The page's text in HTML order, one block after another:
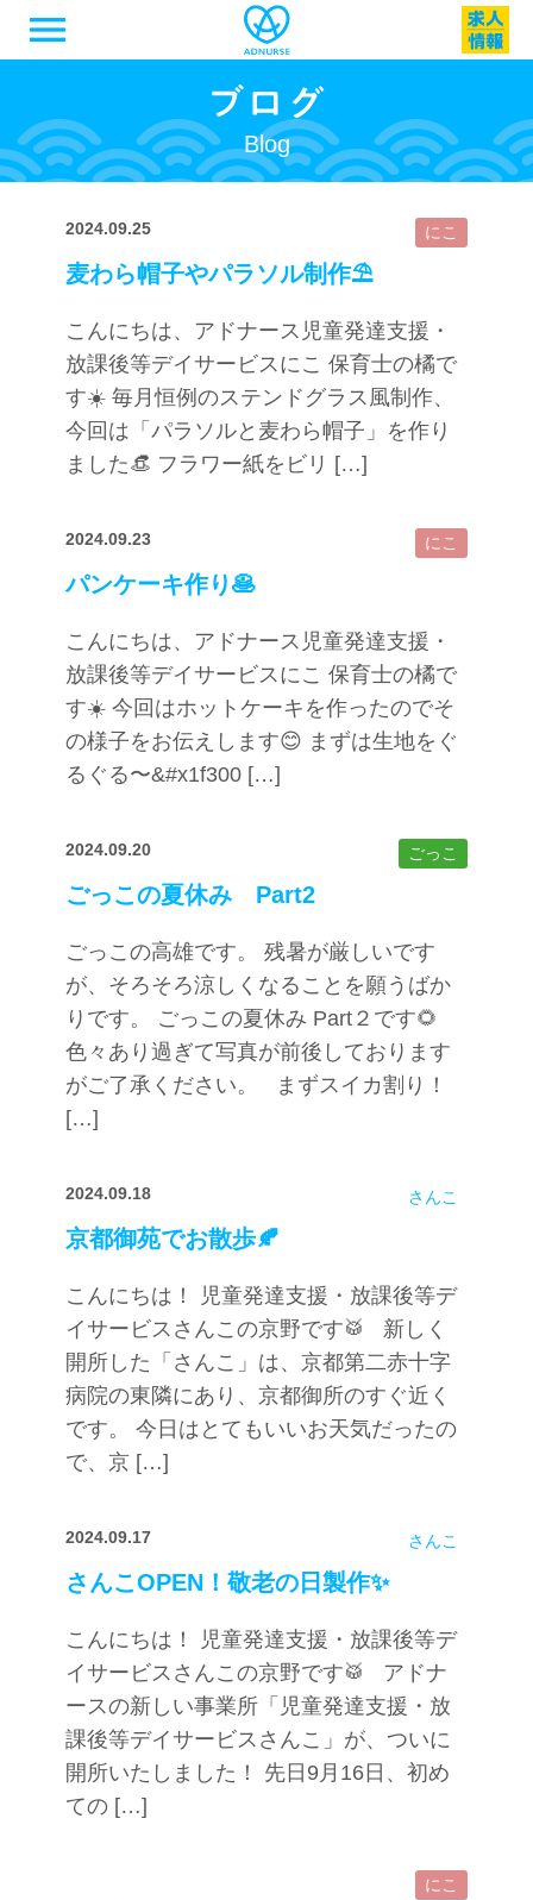
menu
Blog
2024.09.25 にこ
麦わら帽子やパラソル制作⛱️
こんにちは、アドナース児童発達支援・
放課後等デイサービスにこ 保育士の橘で
す☀️ 毎月恒例のステンドグラス風制作、
今回は「パラソルと麦わら帽子」を作り
ました👒 フラワー紙をビリ […]
2024.09.23 にこ
パンケーキ作り🥞
こんにちは、アドナース児童発達支援・
放課後等デイサービスにこ 保育士の橘で
す☀️ 今回はホットケーキを作ったのでそ
の様子をお伝えします😊 まずは生地をぐ
るぐる〜&#x1f300 […]
2024.09.20 ごっこ
ごっこの夏休み Part2
ごっこの高雄です。 残暑が厳しいです
が、そろそろ涼しくなることを願うばか
りです。 ごっこの夏休み Part２です🌻
色々あり過ぎて写真が前後しております
がご了承ください。 まずスイカ割り！
[…]
2024.09.18 さんこ
京都御苑でお散歩🍂
こんにちは！ 児童発達支援・放課後等デ
イサービスさんこの京野です🥁 新しく
開所した「さんこ」は、京都第二赤十字
病院の東隣にあり、京都御所のすぐ近く
です。 今日はとてもいいお天気だったの
で、京 […]
2024.09.17 さんこ
さんこOPEN！敬老の日製作✨
こんにちは！ 児童発達支援・放課後等デ
イサービスさんこの京野です🥁 アドナ
ースの新しい事業所「児童発達支援・放
課後等デイサービスさんこ」が、ついに
開所いたしました！ 先日9月16日、初め
ての […]
にこ